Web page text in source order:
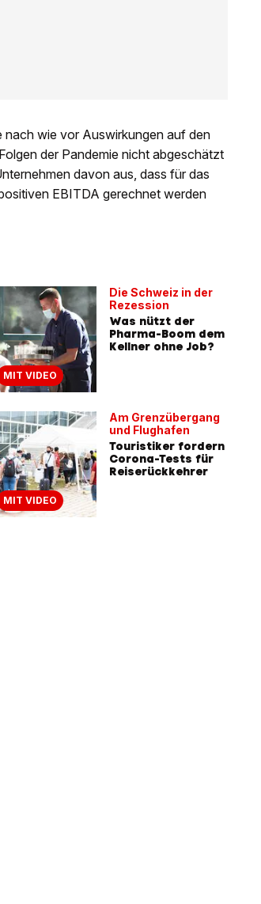
wie vor Auswirkungen auf den
der Pandemie nicht abgeschätzt
davon aus, dass für das
EBITDA gerechnet werden
MIT VIDEO
Die Schweiz in der
Rezession
Was nützt der
Pharma-Boom dem
Kellner ohne Job?
MIT VIDEO
Am Grenzübergang
und Flughafen
Touristiker fordern
Corona-Tests für
Reiserückkehrer